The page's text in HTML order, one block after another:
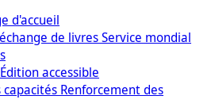
d'accueil
de livresService mondial
Édition accessible
capacités Renforcement des